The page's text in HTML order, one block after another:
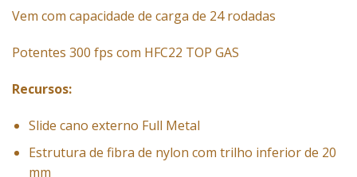
Vem com capacidade de carga de 24 rodadas
Potentes 300 fps com HFC22 TOP GAS
Recursos:
Slide cano externo Full Metal
Estrutura de fibra de nylon com trilho inferior de 20
mm